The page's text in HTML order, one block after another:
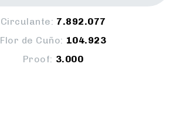
Circulante: 7.892.077
Flor de Cuño: 104.923
Proof: 3.000